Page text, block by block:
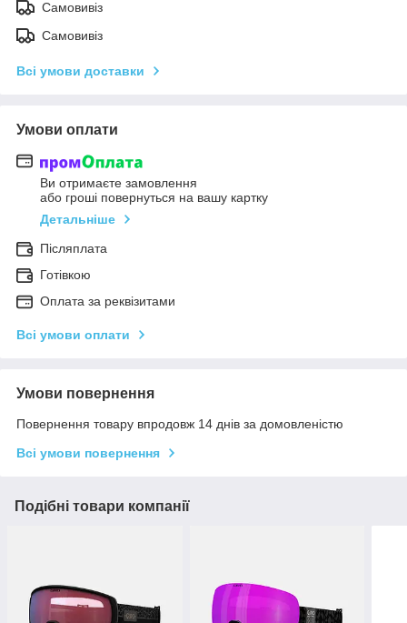
Самовивіз
Самовивіз
Всі умови доставки
Умови оплати
Ви отримаєте замовлення
або гроші повернуться на вашу картку
Детальніше
Післяплата
Готівкою
Оплата за реквізитами
Всі умови оплати
Умови повернення
Повернення товару впродовж 14 днів за домовленістю
Всі умови повернення
Подібні товари компанії